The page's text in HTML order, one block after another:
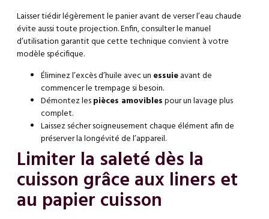
Laisser tiédir légèrement le panier avant de verser l’eau chaude
évite aussi toute projection. Enfin, consulter le manuel
d’utilisation garantit que cette technique convient à votre
modèle spécifique.
Éliminez l’excès d’huile avec un essuieavant de
commencer le trempage si besoin.
Démontez lespièces amoviblespour un lavage plus
complet.
Laissez sécher soigneusement chaque élément afin de
préserver la longévité de l’appareil.
Limiter la saleté dès la
cuisson grâce aux liners et
au papier cuisson